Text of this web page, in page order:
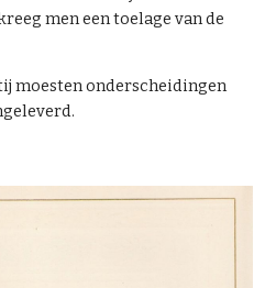
men een toelage van de
moesten onderscheidingen